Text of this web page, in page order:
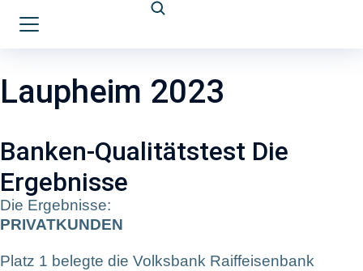
Laupheim 2023
Banken-Qualitätstest Die
Ergebnisse
Die Ergebnisse:
PRIVATKUNDEN
Platz 1 belegte die Volksbank Raiffeisenbank